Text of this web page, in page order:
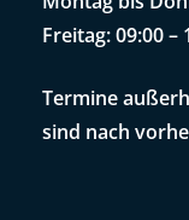
Freitag: 09:00 –
Termine
sind nach